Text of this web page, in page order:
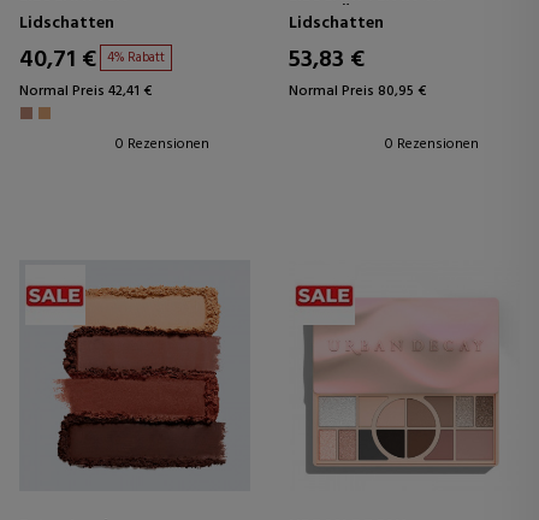
Lidschatten
40,71 € 4% Rabatt
Normal Preis 42,41 €
0 Rezensionen
FARBTÖNEN – LIMITED
EDITION
Lidschatten
53,83 €
Normal Preis 80,95 €
0 Rezensionen